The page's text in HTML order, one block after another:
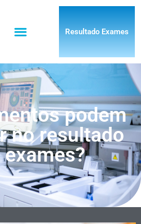
Resultado Exames
podem
no resultado